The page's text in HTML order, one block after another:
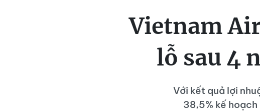
Vietnam
lỗ sau 4
Với kết quả lợi
38,5% kế